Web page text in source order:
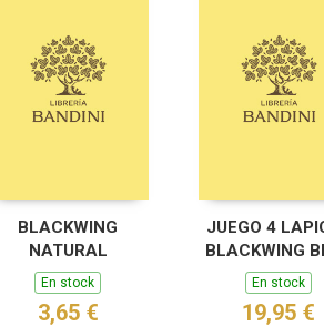
BLACKWING
NATURAL
En stock
3,65 €
JUEGO 4
BLACKWING
En stock
19,95 €